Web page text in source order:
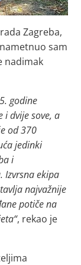
Zagreba,
sam
nadimak
godine
i dvije sove, a
od 370
jedinki
i
Izvrsna ekipa
najvažnije
potiče na
, rekao je